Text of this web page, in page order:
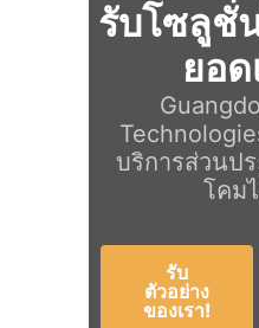
รับโซลูชั่
ยอด
บริการส่วนป
โคม
รับ
ตัวอย่าง
ของเรา!